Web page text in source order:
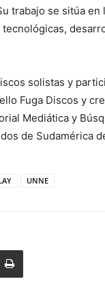
trabajo se sitúa
solistas y
Fuga Discos y
Mediática y
de Sudamérica
UNNE